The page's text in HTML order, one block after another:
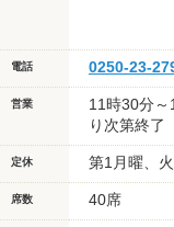
電話 0250-23-
営業
11時30分
り次第終了
定休 第1月曜、
席数 40席